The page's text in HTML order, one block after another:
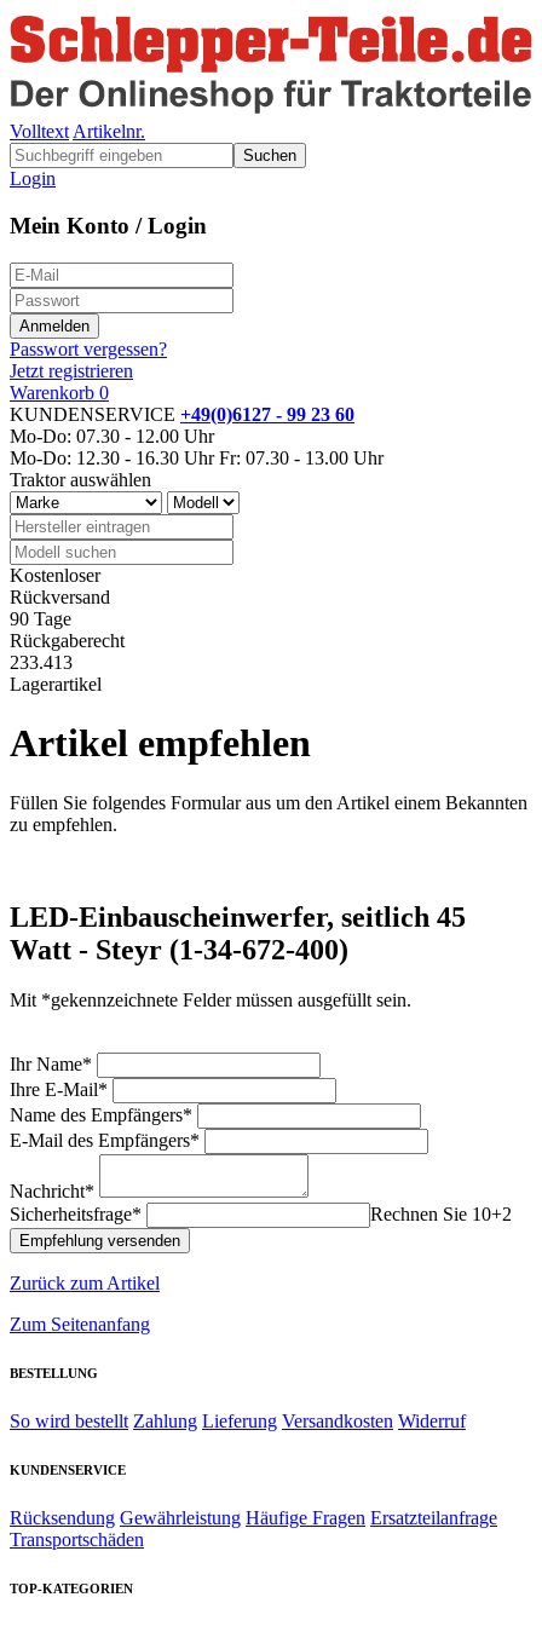
Volltext Artikelnr.
Suchen
Login
Mein Konto / Login
Passwort vergessen?
Jetzt registrieren
Warenkorb 0
KUNDENSERVICE +49(0)6127 - 99 23 60
Mo-Do: 07.30 - 12.00 Uhr
Mo-Do: 12.30 - 16.30 Uhr Fr: 07.30 - 13.00 Uhr
Traktor auswählen
Kostenloser
Rückversand
90 Tage
Rückgaberecht
233.413
Lagerartikel
Artikel empfehlen
Füllen Sie folgendes Formular aus um den Artikel einem Bekannten
zu empfehlen.
LED-Einbauscheinwerfer, seitlich 45
Watt - Steyr (1-34-672-400)
Mit *gekennzeichnete Felder müssen ausgefüllt sein.
Ihr Name*
Ihre E-Mail*
Name des Empfängers*
E-Mail des Empfängers*
Nachricht*
Sicherheitsfrage*
Rechnen Sie 10+2
Zurück zum Artikel
Zum Seitenanfang
BESTELLUNG
So wird bestellt Zahlung Lieferung Versandkosten Widerruf
KUNDENSERVICE
Rücksendung Gewährleistung Häufige Fragen Ersatzteilanfrage
Transportschäden
TOP-KATEGORIEN